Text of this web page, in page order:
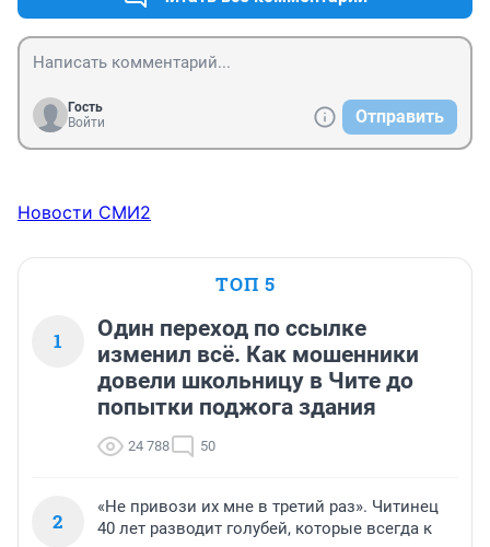
Гость
Войти
Отправить
Новости СМИ2
ТОП 5
1
Один переход по ссылке
изменил всё. Как мошенники
довели школьницу в Чите до
попытки поджога здания
24 788 50
2
«Не привози их мне в третий раз». Читинец
40 лет разводит голубей, которые всегда к